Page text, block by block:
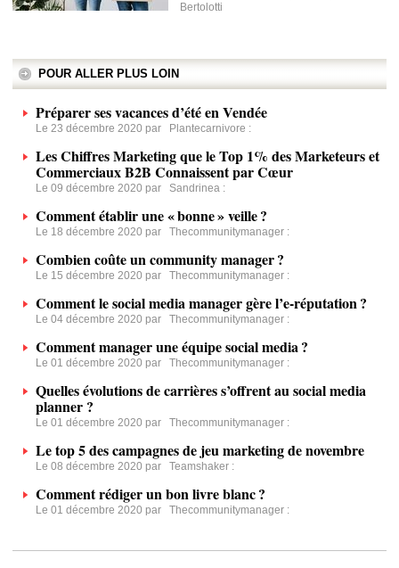
Bertolotti
POUR ALLER PLUS LOIN
Préparer ses vacances d’été en Vendée
Le 23 décembre 2020 par Plantecarnivore :
Les Chiffres Marketing que le Top 1% des Marketeurs et
Commerciaux B2B Connaissent par Cœur
Le 09 décembre 2020 par Sandrinea :
Comment établir une « bonne » veille ?
Le 18 décembre 2020 par Thecommunitymanager :
Combien coûte un community manager ?
Le 15 décembre 2020 par Thecommunitymanager :
Comment le social media manager gère l’e-réputation ?
Le 04 décembre 2020 par Thecommunitymanager :
Comment manager une équipe social media ?
Le 01 décembre 2020 par Thecommunitymanager :
Quelles évolutions de carrières s’offrent au social media
planner ?
Le 01 décembre 2020 par Thecommunitymanager :
Le top 5 des campagnes de jeu marketing de novembre
Le 08 décembre 2020 par Teamshaker :
Comment rédiger un bon livre blanc ?
Le 01 décembre 2020 par Thecommunitymanager :